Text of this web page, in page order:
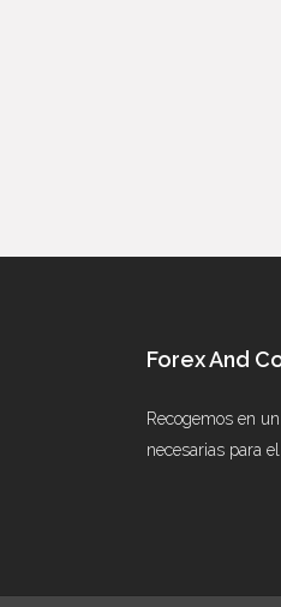
Forex And
Recogemos en
necesarias para